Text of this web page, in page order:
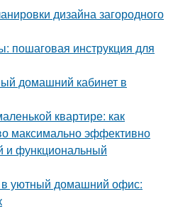
дизайна загородного
пошаговая инструкция для
домашний кабинет в
квартире: как
максимально эффективно
и функциональный
в уютный домашний офис: